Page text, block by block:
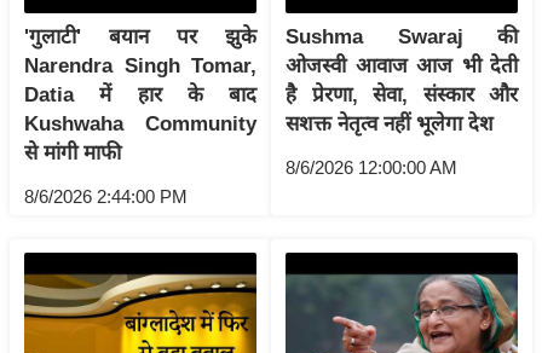
ध
र्म
ज्यो
ति
ष
प्र
म
हि
मा
'गुलाटी' बयान पर झुके
Narendra Singh Tomar,
Datia में हार के बाद
Kushwaha Community
से मांगी माफी
8/6/2026 2:44:00 PM
Sushma Swaraj की
ओजस्वी आवाज आज भी देती
है प्रेरणा, सेवा, संस्कार और
सशक्त नेतृत्व नहीं भूलेगा देश
8/6/2026 12:00:00 AM